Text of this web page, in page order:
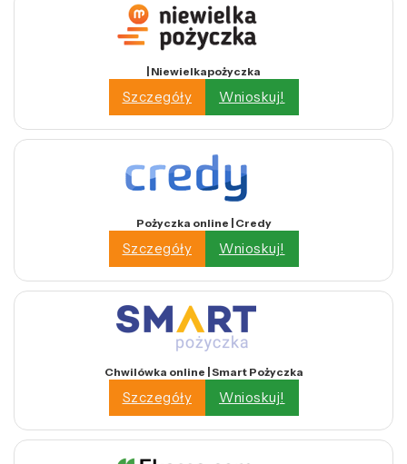
| Niewielkapożyczka
Szczegóły Wnioskuj!
Pożyczka online | Credy
Szczegóły Wnioskuj!
Chwilówka online | Smart Pożyczka
Szczegóły Wnioskuj!